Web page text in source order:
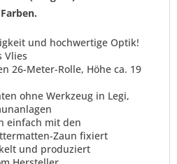
und hochwertige Optik!
Vlies
26-Meter-Rolle, Höhe ca. 19
ohne Werkzeug in Legi,
einfach mit den
Zaun fixiert
und produziert